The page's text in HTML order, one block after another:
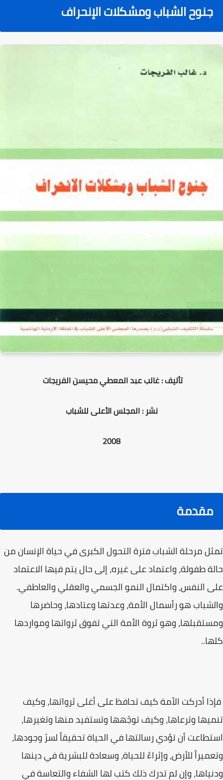
جنوح الشباب ومشكلات الإنحراف
تأليف : غالب عبد المعطي محيسن الفريجات
نشر : المجلس الأعلى للشباب
2008
مقدمة
تمثل مرحلة الشباب فترة التحول الكبرى في حياة الإنسان من
حالة طفولة، واعتماد على غيره، إلى حال يتم فيها الاعتماد
على النفس، واكتمال النمو الجسمي والعقلي والعاطفي.
والشباب هو رأسمال الأمة، وعدتها وعتادها، وحاضرها
ومستقبلها، وهو ثروة الأمة التي تفوق ثرواتها ومواردها
كلها..
فإذا أدركت الأمة كيف تحافظ على أغلى ثرواتها، وكيف
تنميها وترعاها، وكيف توجّهها وتستفيد منها وتغيرها،
استطاعت أن تؤدي رسالتها في الحياة تحقيقاً لسرّ وجودها،
وتعميراً للأرض، وإثراءً للحياة، وسعادة للبشرية في دينها
ودنياها، وإن لم تدرك ذلك كتب لها الشفاء والتعاسة في